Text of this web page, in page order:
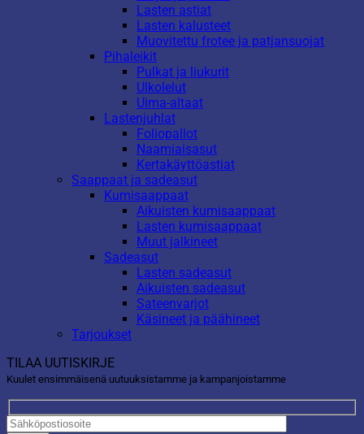
Lasten astiat
Lasten kalusteet
Muovitettu frotee ja patjansuojat
Pihaleikit
Pulkat ja liukurit
Ulkolelut
Uima-altaat
Lastenjuhlat
Foliopallot
Naamiaisasut
Kertakäyttöastiat
Saappaat ja sadeasut
Kumisaappaat
Aikuisten kumisaappaat
Lasten kumisaappaat
Muut jalkineet
Sadeasut
Lasten sadeasut
Aikuisten sadeasut
Sateenvarjot
Käsineet ja päähineet
Tarjoukset
TILAA UUTISKIRJE
Kuulet ensimmäisenä uutuuksistamme ja kampanjoistamme